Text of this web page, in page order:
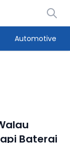
Automotive
Baterai